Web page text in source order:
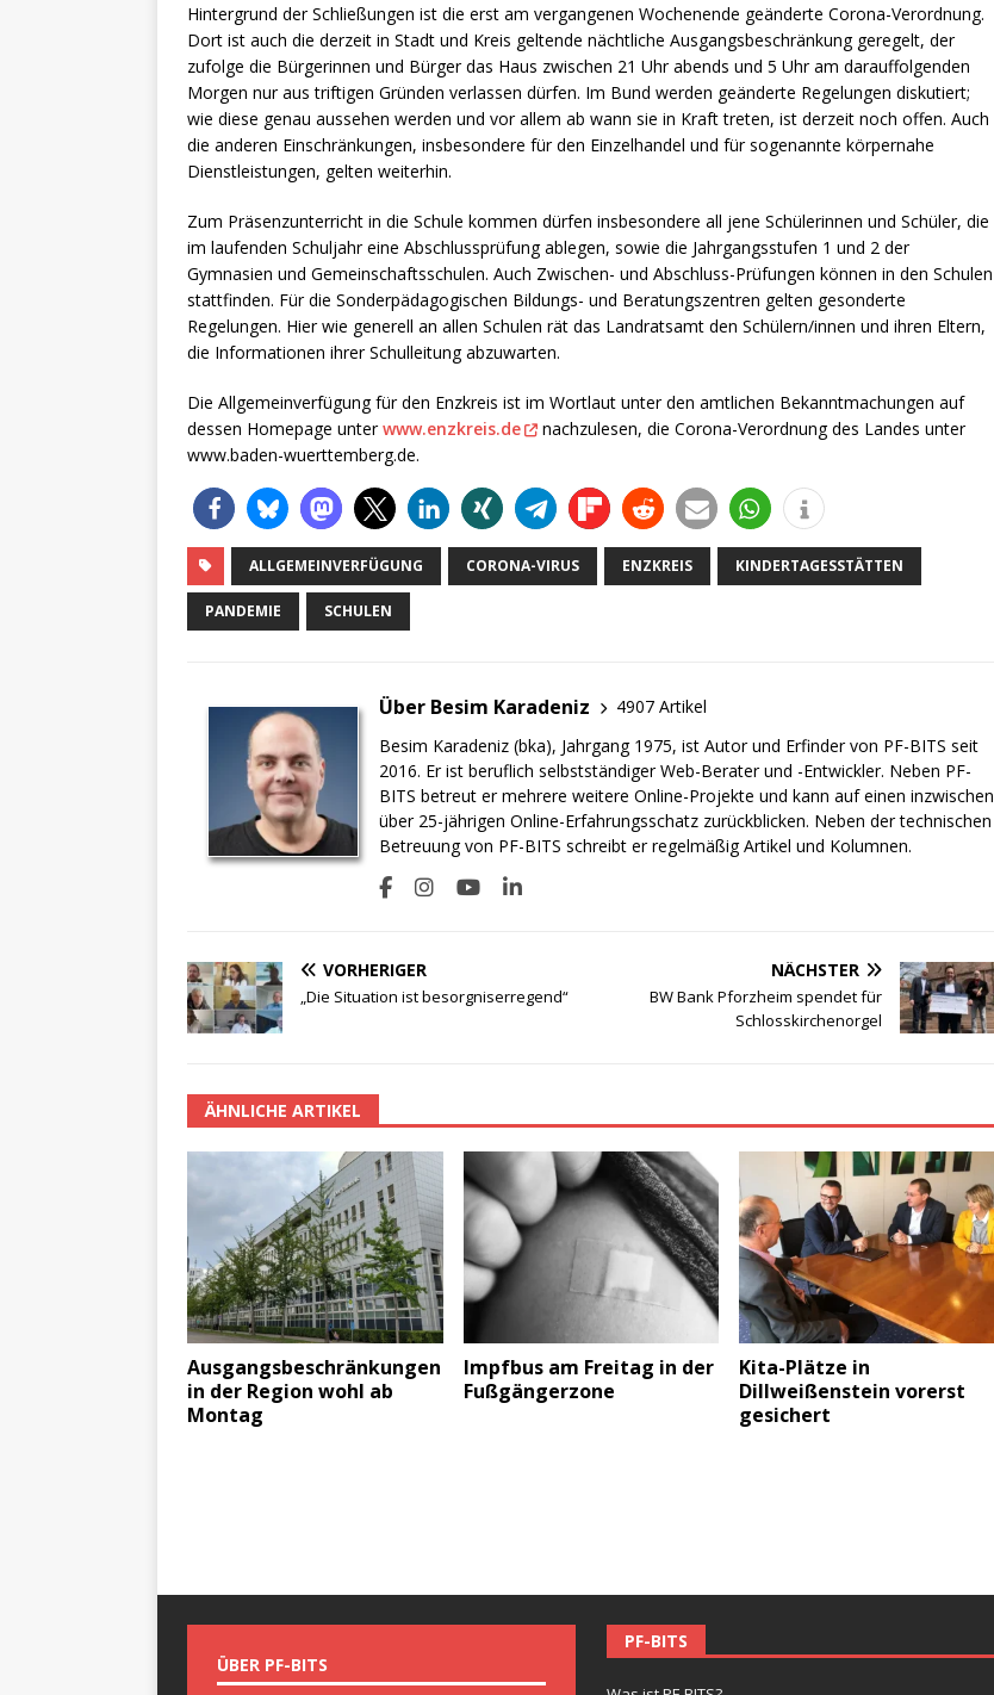
Hintergrund der Schließungen ist die erst am vergangenen Wochenende geänderte Corona-Verordnung.
Dort ist auch die derzeit in Stadt und Kreis geltende nächtliche Ausgangsbeschränkung geregelt, der
zufolge die Bürgerinnen und Bürger das Haus zwischen 21 Uhr abends und 5 Uhr am darauffolgenden
Morgen nur aus triftigen Gründen verlassen dürfen. Im Bund werden geänderte Regelungen diskutiert;
wie diese genau aussehen werden und vor allem ab wann sie in Kraft treten, ist derzeit noch offen. Auch
die anderen Einschränkungen, insbesondere für den Einzelhandel und für sogenannte körpernahe
Dienstleistungen, gelten weiterhin.
Zum Präsenzunterricht in die Schule kommen dürfen insbesondere all jene Schülerinnen und Schüler, die
im laufenden Schuljahr eine Abschlussprüfung ablegen, sowie die Jahrgangsstufen 1 und 2 der
Gymnasien und Gemeinschaftsschulen. Auch Zwischen- und Abschluss-Prüfungen können in den Schulen
stattfinden. Für die Sonderpädagogischen Bildungs- und Beratungszentren gelten gesonderte
Regelungen. Hier wie generell an allen Schulen rät das Landratsamt den Schülern/innen und ihren Eltern,
die Informationen ihrer Schulleitung abzuwarten.
Die Allgemeinverfügung für den Enzkreis ist im Wortlaut unter den amtlichen Bekanntmachungen auf
dessen Homepage unterwww.enzkreis.de
nachzulesen, die Corona-Verordnung des Landes unter
www.baden-wuerttemberg.de.
ALLGEMEINVERFÜGUNG CORONA-VIRUS ENZKREIS KINDERTAGESSTÄTTEN
PANDEMIE SCHULEN
Über Besim Karadeniz
4907 Artikel
Besim Karadeniz (bka), Jahrgang 1975, ist Autor und Erfinder von PF-BITS seit
2016. Er ist beruflich selbstständiger Web-Berater und -Entwickler. Neben PF-
BITS betreut er mehrere weitere Online-Projekte und kann auf einen inzwischen
über 25-jährigen Online-Erfahrungsschatz zurückblicken. Neben der technischen
Betreuung von PF-BITS schreibt er regelmäßig Artikel und Kolumnen.
VORHERIGER
„Die Situation ist besorgniserregend“
NÄCHSTER
BW Bank Pforzheim spendet für
Schlosskirchenorgel
ÄHNLICHE ARTIKEL
Ausgangsbeschränkungen
in der Region wohl ab
Montag
Impfbus am Freitag in der
Fußgängerzone
Kita-Plätze in
Dillweißenstein vorerst
gesichert
ÜBER PF-BITS
PF-BITS